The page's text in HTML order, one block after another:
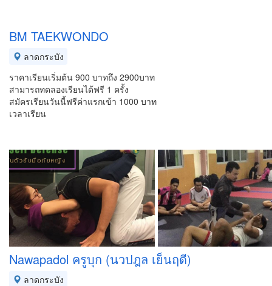
BM TAEKWONDO
ลาดกระบัง
ราคาเรียนเริ่มต้น 900 บาทถึง 2900บาท
สามารถทดลองเรียนได้ฟรี 1 ครั้ง
สมัครเรียนวันนี้ฟรีค่าแรกเข้า 1000 บาท
เวลาเรียน
Nawapadol ครูบุก (นวปฎล เย็นฤดี)
ลาดกระบัง